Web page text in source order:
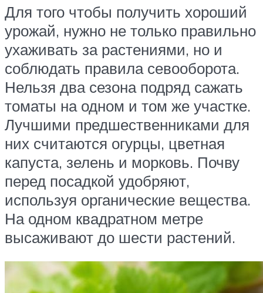
Для того чтобы получить хороший
урожай, нужно не только правильно
ухаживать за растениями, но и
соблюдать правила севооборота.
Нельзя два сезона подряд сажать
томаты на одном и том же участке.
Лучшими предшественниками для
них считаются огурцы, цветная
капуста, зелень и морковь. Почву
перед посадкой удобряют,
используя органические вещества.
На одном квадратном метре
высаживают до шести растений.